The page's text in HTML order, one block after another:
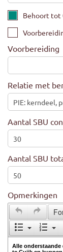
Behoort tot
Voorbereiding
Relatie met
Aantal SBU
Aantal SBU
Opmerkingen